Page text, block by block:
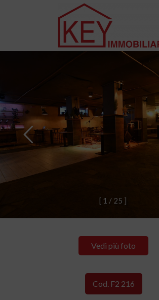
[ 1 / 25 ]
Vedi più foto
Cod. F2 216